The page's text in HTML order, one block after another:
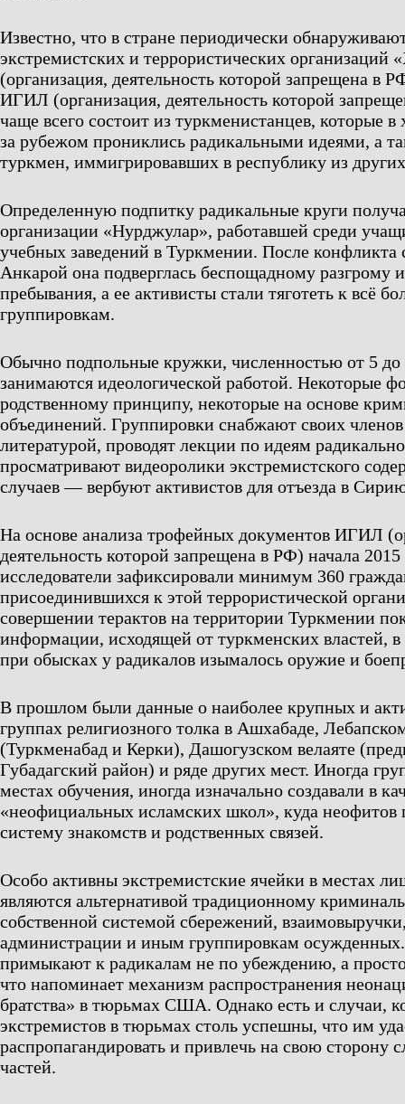
Известно, что в стране периодически
экстремистских и террористических организаций
(организация, деятельность которой запрещена в
ИГИЛ (организация, деятельность которой
чаще всего состоит из туркменистанцев, которые
за рубежом прониклись радикальными идеями, а
туркмен, иммигрировавших в республику из других
Определенную подпитку радикальные круги
организации «Нурджулар», работавшей среди
учебных заведений в Туркмении. После конфликта
Анкарой она подверглась беспощадному разгрому
пребывания, а ее активисты стали тяготеть к всё
группировкам.
Обычно подпольные кружки, численностью от 5 до
занимаются идеологической работой. Некоторые
родственному принципу, некоторые на основе
объединений. Группировки снабжают своих
литературой, проводят лекции по идеям
просматривают видеоролики экстремистского
случаев — вербуют активистов для отъезда в
На основе анализа трофейных документов ИГИЛ
деятельность которой запрещена в РФ) начала
исследователи зафиксировали минимум 360
присоединившихся к этой террористической
совершении терактов на территории Туркмении
информации, исходящей от туркменских властей, в
при обысках у радикалов изымалось оружие и
В прошлом были данные о наиболее крупных и
группах религиозного толка в Ашхабаде,
(Туркменабад и Керки), Дашогузском велаяте
Губадагский район) и ряде других мест. Иногда
местах обучения, иногда изначально создавали в
«неофициальных исламских школ», куда неофитов
систему знакомств и родственных связей.
Особо активны экстремистские ячейки в местах
являются альтернативой традиционному
собственной системой сбережений,
администрации и иным группировкам
примыкают к радикалам не по убеждению, а
что напоминает механизм распространения
братства» в тюрьмах США. Однако есть и случаи,
экстремистов в тюрьмах столь успешны, что им
распропагандировать и привлечь на свою сторону
частей.